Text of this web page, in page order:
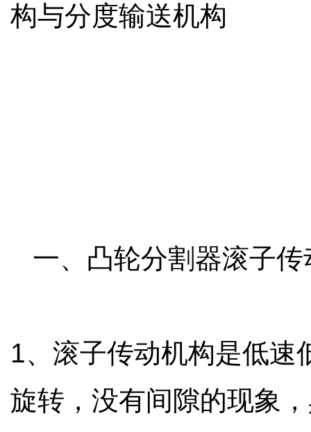
构与分度输送机构
一、 凸轮分割器滚子传
1、滚子传动机构是低速
旋转，没有间隙的现象